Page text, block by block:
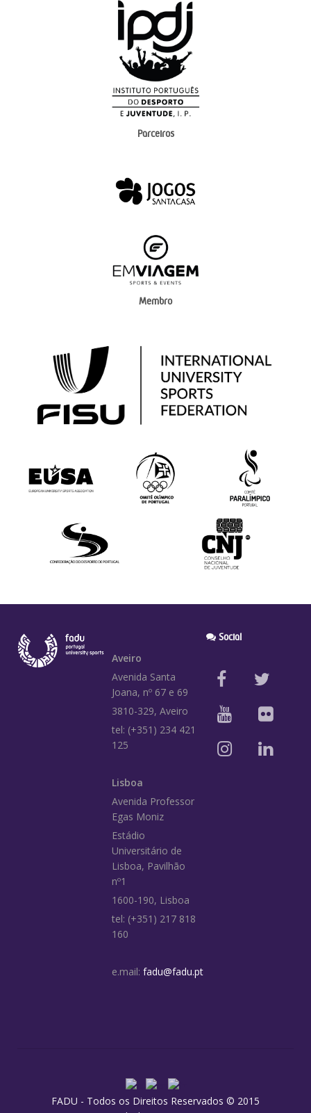
Parceiros
Membro
Aveiro
Avenida Santa
Joana, nº 67 e 69
3810-329, Aveiro
tel: (+351) 234 421
125
Lisboa
Avenida Professor
Egas Moniz
Estádio
Universitário de
Lisboa, Pavilhão
nº1
1600-190, Lisboa
tel: (+351) 217 818
160
e.mail: fadu@fadu.pt
Social
FADU - Todos os Direitos Reservados © 2015